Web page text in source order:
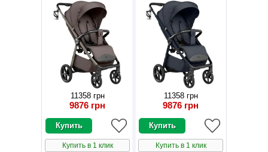
подстаканником
11358 грн
9876 грн
Купить в 1 клик
подстаканником
11358 грн
9876 грн
Купить в 1 клик